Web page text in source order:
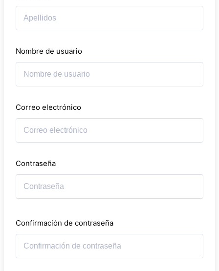
Nombre de usuario
Correo electrónico
Contraseña
Confirmación de contraseña